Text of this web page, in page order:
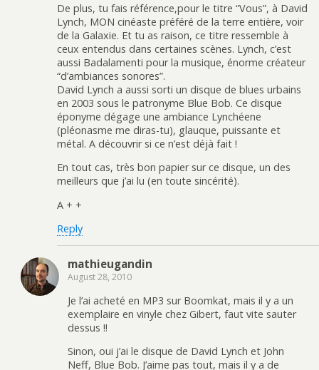
De plus, tu fais référence,pour le titre “Vous”, à David
Lynch, MON cinéaste préféré de la terre entière, voir
de la Galaxie. Et tu as raison, ce titre ressemble à
ceux entendus dans certaines scènes. Lynch, c’est
aussi Badalamenti pour la musique, énorme créateur
“d’ambiances sonores”.
David Lynch a aussi sorti un disque de blues urbains
en 2003 sous le patronyme Blue Bob. Ce disque
éponyme dégage une ambiance Lynchéene
(pléonasme me diras-tu), glauque, puissante et
métal. A découvrir si ce n’est déjà fait !
En tout cas, très bon papier sur ce disque, un des
meilleurs que j’ai lu (en toute sincérité).
A + +
Reply
mathieugandin
August 28, 2010
Je l’ai acheté en MP3 sur Boomkat, mais il y a un
exemplaire en vinyle chez Gibert, faut vite sauter
dessus !!
Sinon, oui j’ai le disque de David Lynch et John
Neff, Blue Bob. J’aime pas tout, mais il y a de